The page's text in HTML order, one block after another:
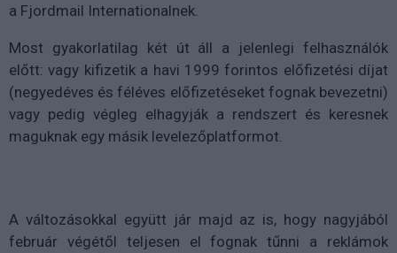
a Fjordmail Internationalnek.
Most gyakorlatilag két út áll a jelenlegi felhasználók
előtt: vagy kifizetik a havi 1999 forintos előfizetési díjat
(negyedéves és féléves előfizetéseket fognak bevezetni)
vagy pedig végleg elhagyják a rendszert és keresnek
maguknak egy másik levelezőplatformot.
A változásokkal együtt jár majd az is, hogy nagyjából
február végétől teljesen el fognak tűnni a reklámok